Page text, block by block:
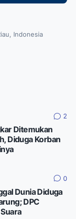
Indonesia
2
Ditemukan
Diduga Korban
0
Dunia Diduga
DPC